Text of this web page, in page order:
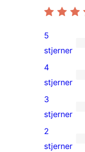
0
5-
star
reviews
5
stjerner
0
4-
star
reviews
4
stjerner
1
3-
star
3
stjerner
0
2
stjerner